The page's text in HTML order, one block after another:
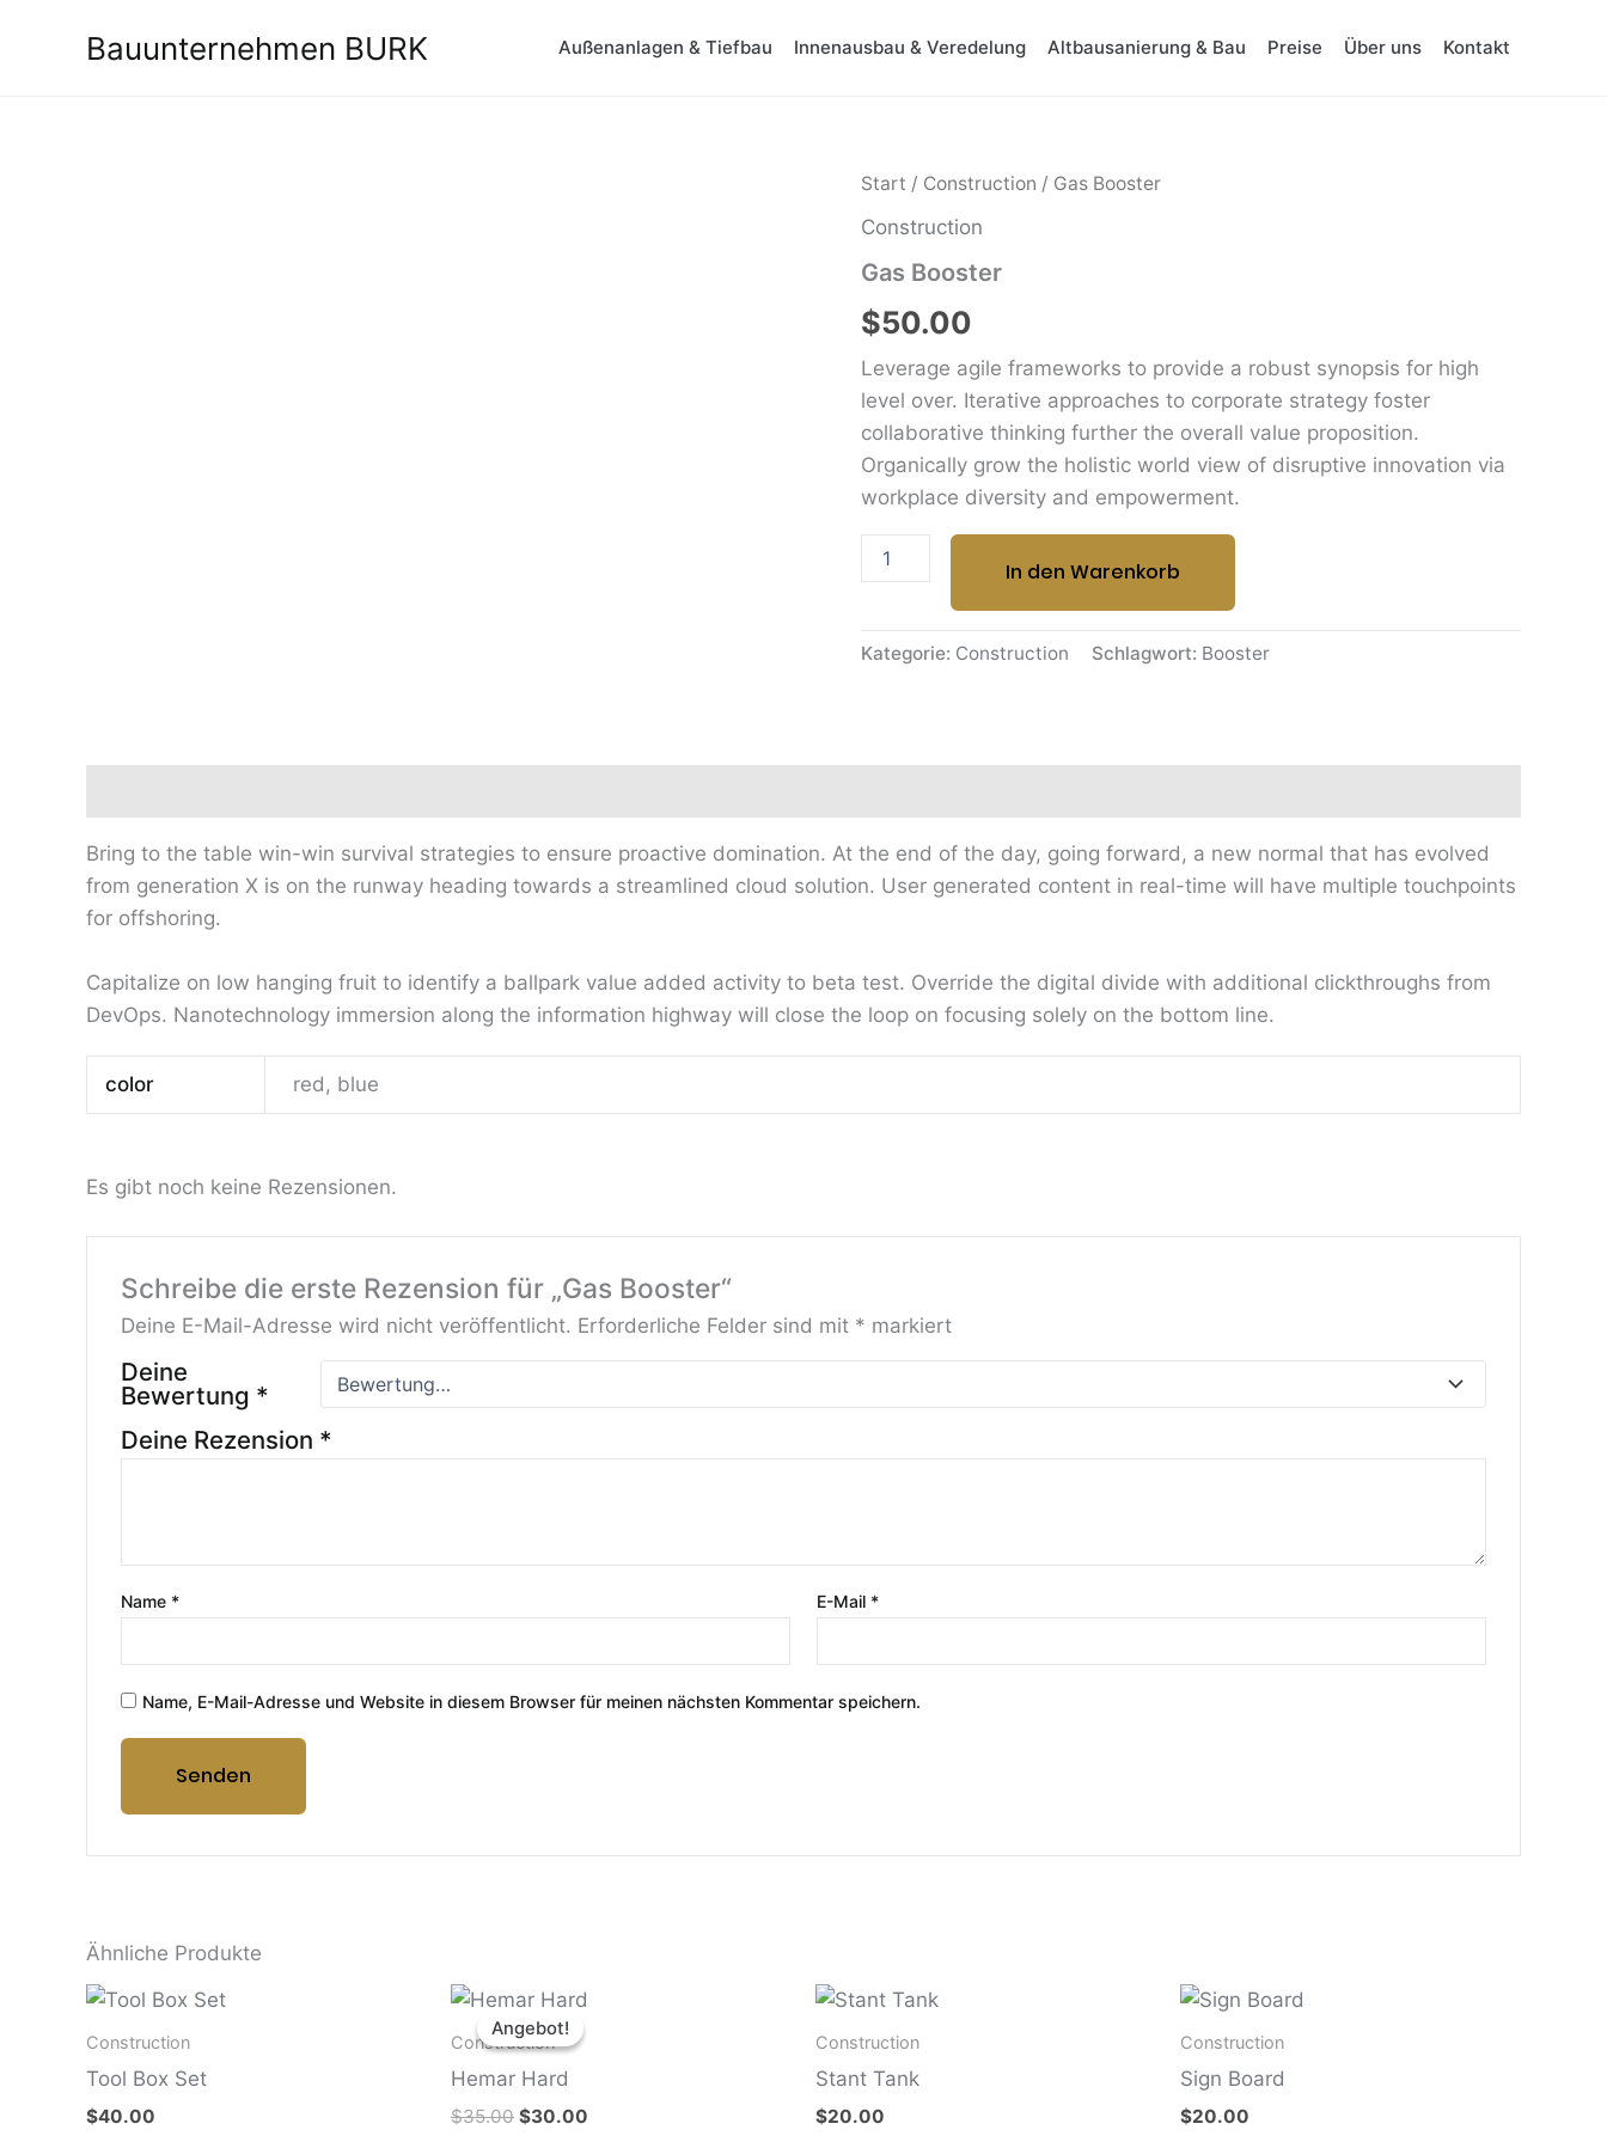
Bauunternehmen BURK Außenanlagen & Tiefbau Innenausbau & Veredelung Altbausanierung & Bau Preise Über uns Kontakt
Start / Construction / Gas Booster
Construction
Gas Booster
$50.00
Leverage agile frameworks to provide a robust synopsis for high
level over. Iterative approaches to corporate strategy foster
collaborative thinking further the overall value proposition.
Organically grow the holistic world view of disruptive innovation via
workplace diversity and empowerment.
Gas
Menge
In den Warenkorb
Kategorie: Construction Schlagwort: Booster
Bring to the table win-win survival strategies to ensure proactive domination. At the end of the day, going forward, a new normal that has evolved
from generation X is on the runway heading towards a streamlined cloud solution. User generated content in real-time will have multiple touchpoints
for offshoring.
Capitalize on low hanging fruit to identify a ballpark value added activity to beta test. Override the digital divide with additional clickthroughs from
DevOps. Nanotechnology immersion along the information highway will close the loop on focusing solely on the bottom line.
color red, blue
Es gibt noch keine Rezensionen.
Schreibe die erste Rezension für „Gas Booster“
Deine E-Mail-Adresse wird nicht veröffentlicht. Erforderliche Felder sind mit * markiert
Deine
Bewertung *
Deine Rezension *
Name * E-Mail *
Name, E-Mail-Adresse und Website in diesem Browser für meinen nächsten Kommentar speichern.
Ähnliche Produkte
Construction
Tool Box Set
$40.00
Angebot!
Angebot!
Construction
Hemar Hard
$35.00
Ursprünglicher
Preis
war:
$30.00
Construction
Stant Tank
$20.00
Construction
Sign Board
$20.00